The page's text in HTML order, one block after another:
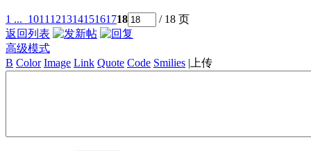
1 ... 1011 12131415161718
/ 18 页
返回列表
高级模式
B Color Image Link Quote Code Smilies | 上传